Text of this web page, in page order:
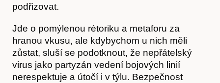
O nás
podřizovat.
Jde o pomýlenou rétoriku a metaforu za
hranou vkusu, ale kdybychom u nich měli
zůstat, sluší se podotknout, že nepřátelský
virus jako partyzán vedení bojových linií
nerespektuje a útočí i v týlu. Bezpečnost